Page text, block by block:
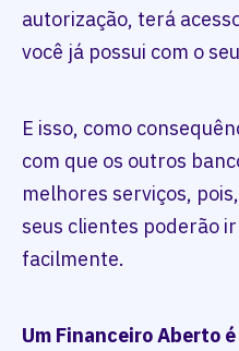
autorização, terá
você já possui com o
E isso, como
com que os outros
melhores serviços,
seus clientes poderão
facilmente.
Um Financeiro Aberto